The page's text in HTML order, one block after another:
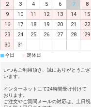
2
3 4 5 6 7
8
9
10 11 12 13 14
15
16
17 18 19 20 21
22
23
24 25 26 27 28
29
30
31
■今日 定休日
いつもご利用頂き、誠にありがとうござ
います。
インターネットにて24時間受け付けて
おります。
ご注文やご質問メールの対応は、土日祝